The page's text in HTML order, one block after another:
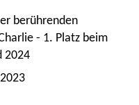
berührenden
- 1. Platz beim
2024